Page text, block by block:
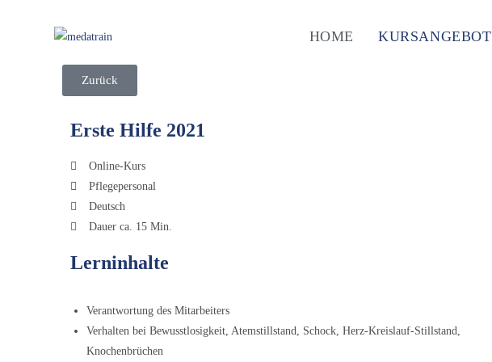
HOME KURSANGEBOT
Zurück
Erste Hilfe 2021
Online-Kurs
Pflegepersonal
Deutsch
Dauer ca. 15 Min.
Lerninhalte
Verantwortung des Mitarbeiters
Verhalten bei Bewusstlosigkeit, Atemstillstand, Schock, Herz-Kreislauf-Stillstand,
Knochenbrüchen